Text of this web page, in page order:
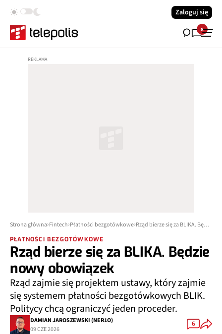
Zaloguj się
8
Strona główna Fintech Płatności bezgotówkowe Rząd bierze się za BLIKA. Będzie nowy obowiązek
PŁATNOŚCI BEZGOTÓWKOWE
Rząd bierze się za BLIKA. Będzie
nowy obowiązek
Rząd zajmie się projektem ustawy, który zajmie
się systemem płatności bezgotówkowych BLIK.
Politycy chcą ograniczyć jeden proceder.
DAMIAN JAROSZEWSKI (NER1O)
09 CZE 2026
6